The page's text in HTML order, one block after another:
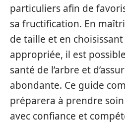
particuliers afin de
sa fructification. En
de taille et en
appropriée, il est
santé de l’arbre et
abondante. Ce guide
préparera à prendre
avec confiance et